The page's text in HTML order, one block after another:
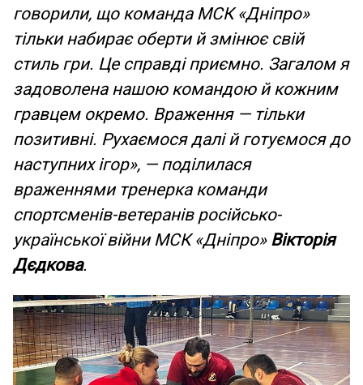
говорили, що команда МСК «Дніпро»
тільки набирає оберти й змінює свій
стиль гри. Це справді приємно. Загалом я
задоволена нашою командою й кожним
гравцем окремо. Враження — тільки
позитивні. Рухаємося далі й готуємося до
наступних ігор», — поділилася
враженнями тренерка команди
спортсменів-ветеранів російсько-
української війни МСК «Дніпро» Вікторія
Дєдкова.